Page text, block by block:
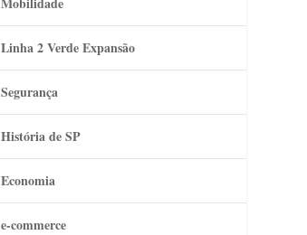
Linha 2 Verde Expansão
Segurança
História de SP
Economia
e-commerce